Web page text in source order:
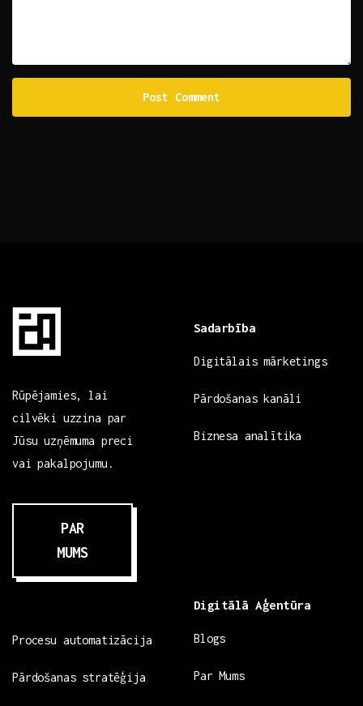
Rūpējamies, lai
cilvēki uzzina par
Jūsu uzņēmuma preci
vai pakalpojumu.
PAR
MUMS
Sadarbība
Digitālais mārketings
Pārdošanas kanāli
Biznesa analītika
Procesu automatizācija
Pārdošanas stratēģija
Digitālā Aģentūra
Blogs
Par Mums